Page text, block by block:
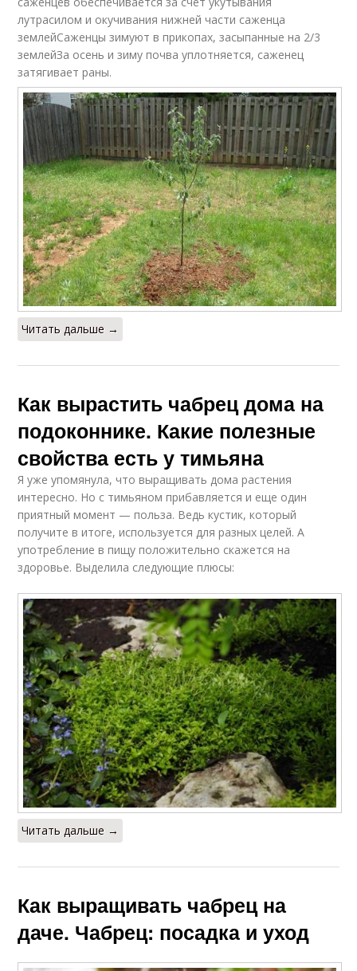
лутрасилом и окучивания нижней части саженца
землейСаженцы зимуют в прикопах, засыпанные на 2/3
землейЗа осень и зиму почва уплотняется, саженец
затягивает раны.
Читать дальше →
Как вырастить чабрец дома на
подоконнике. Какие полезные
свойства есть у тимьяна
Я уже упомянула, что выращивать дома растения
интересно. Но с тимьяном прибавляется и еще один
приятный момент — польза. Ведь кустик, который
получите в итоге, используется для разных целей. А
употребление в пищу положительно скажется на
здоровье. Выделила следующие плюсы:
Читать дальше →
Как выращивать чабрец на
даче. Чабрец: посадка и уход